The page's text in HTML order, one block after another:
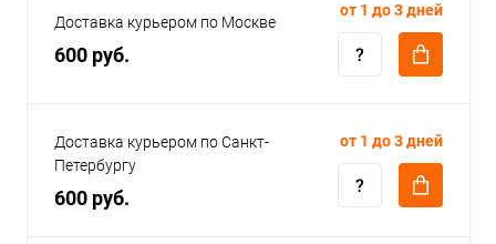
Доставка курьером по Москве
600 руб.
от 1 до 3 дней
Доставка курьером по Санкт-
Петербургу
600 руб.
от 1 до 3 дней